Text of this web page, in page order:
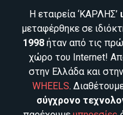
Η εταιρεία ‘ΚΑΡΛΗΣ’
μεταφέρθηκε σε
1998 ήταν από τις
χώρο του Internet!
στην Ελλάδα και
WHEELS.
σύγχρονο